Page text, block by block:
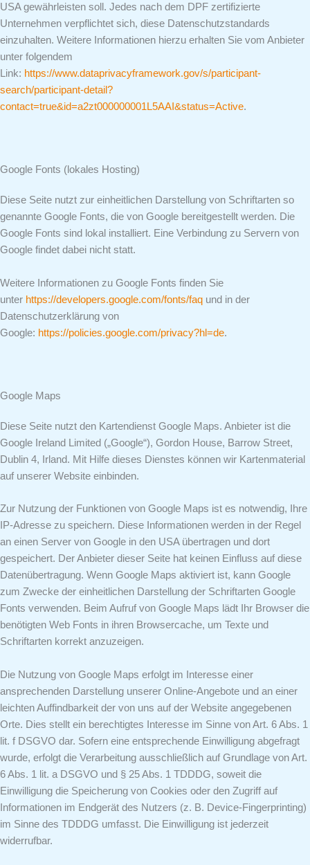
USA gewährleisten soll. Jedes nach dem DPF zertifizierte
Unternehmen verpflichtet sich, diese Datenschutzstandards
einzuhalten. Weitere Informationen hierzu erhalten Sie vom Anbieter
unter folgendem
Link: https://www.dataprivacyframework.gov/s/participant-
search/participant-detail?
contact=true&id=a2zt000000001L5AAI&status=Active.
Google Fonts (lokales Hosting)
Diese Seite nutzt zur einheitlichen Darstellung von Schriftarten so
genannte Google Fonts, die von Google bereitgestellt werden. Die
Google Fonts sind lokal installiert. Eine Verbindung zu Servern von
Google findet dabei nicht statt.
Weitere Informationen zu Google Fonts finden Sie
unter https://developers.google.com/fonts/faq und in der
Datenschutzerklärung von
Google: https://policies.google.com/privacy?hl=de.
Google Maps
Diese Seite nutzt den Kartendienst Google Maps. Anbieter ist die
Google Ireland Limited („Google“), Gordon House, Barrow Street,
Dublin 4, Irland. Mit Hilfe dieses Dienstes können wir Kartenmaterial
auf unserer Website einbinden.
Zur Nutzung der Funktionen von Google Maps ist es notwendig, Ihre
IP-Adresse zu speichern. Diese Informationen werden in der Regel
an einen Server von Google in den USA übertragen und dort
gespeichert. Der Anbieter dieser Seite hat keinen Einfluss auf diese
Datenübertragung. Wenn Google Maps aktiviert ist, kann Google
zum Zwecke der einheitlichen Darstellung der Schriftarten Google
Fonts verwenden. Beim Aufruf von Google Maps lädt Ihr Browser die
benötigten Web Fonts in ihren Browsercache, um Texte und
Schriftarten korrekt anzuzeigen.
Die Nutzung von Google Maps erfolgt im Interesse einer
ansprechenden Darstellung unserer Online-Angebote und an einer
leichten Auffindbarkeit der von uns auf der Website angegebenen
Orte. Dies stellt ein berechtigtes Interesse im Sinne von Art. 6 Abs. 1
lit. f DSGVO dar. Sofern eine entsprechende Einwilligung abgefragt
wurde, erfolgt die Verarbeitung ausschließlich auf Grundlage von Art.
6 Abs. 1 lit. a DSGVO und § 25 Abs. 1 TDDDG, soweit die
Einwilligung die Speicherung von Cookies oder den Zugriff auf
Informationen im Endgerät des Nutzers (z. B. Device-Fingerprinting)
im Sinne des TDDDG umfasst. Die Einwilligung ist jederzeit
widerrufbar.